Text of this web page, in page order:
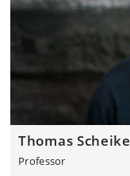
Thomas Scheike
Professor